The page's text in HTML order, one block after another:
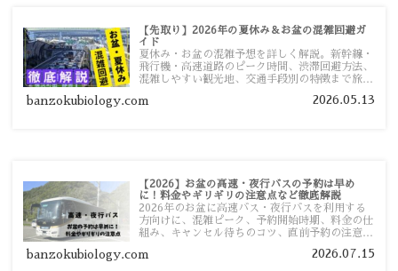
【先取り】2026年の夏休み＆お盆の混雑回避ガ
イド
夏休み・お盆の混雑予想を詳しく解説。新幹線・
飛行機・高速道路のピーク時間、渋滞回避方法、
混雑しやすい観光地、交通手段別の特徴まで旅行
banzokubiology.com 2026.05.13
【2026】お盆の高速・夜行バスの予約は早め
に！料金やギリギリの注意点など徹底解説
2026年のお盆に高速バス・夜行バスを利用する
方向けに、混雑ピーク、予約開始時期、料金の仕
組み、キャンセル待ちのコツ、直前予約の注意点
banzokubiology.com 2026.07.15